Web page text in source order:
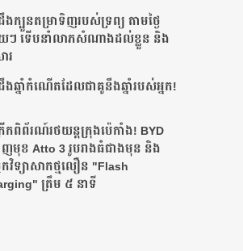
ក្បួនតម្រាទិញរបស់ទ្រព្យ តាមថ្ងៃ
ៗ ទើបនាំលាភសំណាងដល់ខ្លួន និង
រ
ឆ្នាំ​កំណើត​ដែល​ជា​គូ​នឹង​ឆ្នាំ​របស់​អ្នក!​
ើកពិព័រណ៍រថយន្តក្រុងប៉េកាំង! BYD
ញមុខ Atto 3 រូបរាងធំជាងមុន និង
កវិទ្យាសាកថ្មលឿន "Flash
ត្រឹម ៥ នាទី